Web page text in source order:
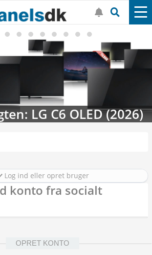
LG C6 OLED (2026)
Log ind eller opret bruger
konto fra socialt
OPRET KONTO